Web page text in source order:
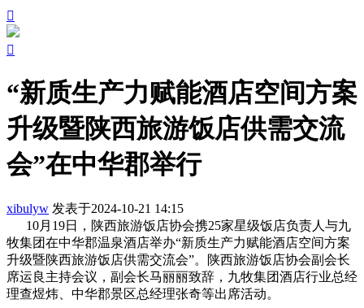


“新质生产力赋能酒店空间方案
升级暨陕西旅游饭店供需交流
会”在中华郡举行
xibulyw 发表于2024-10-21 14:15
10月19日，陕西旅游饭店协会携25家星级饭店负责人与九
牧集团在中华郡温泉酒店举办“新质生产力赋能酒店空间方案
升级暨陕西旅游饭店供需交流会”。陕西旅游饭店协会副会长
席运良主持会议，副会长马丽丽致辞，九牧集团酒店行业总经
理查煜炜、中华郡景区总经理张奇等出席活动。